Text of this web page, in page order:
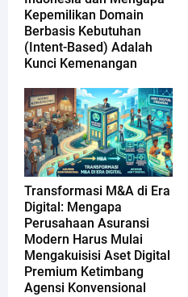
Kepemilikan Domain
Berbasis Kebutuhan
(Intent-Based) Adalah
Kunci Kemenangan
Transformasi M&A di Era
Digital: Mengapa
Perusahaan Asuransi
Modern Harus Mulai
Mengakuisisi Aset Digital
Premium Ketimbang
Agensi Konvensional